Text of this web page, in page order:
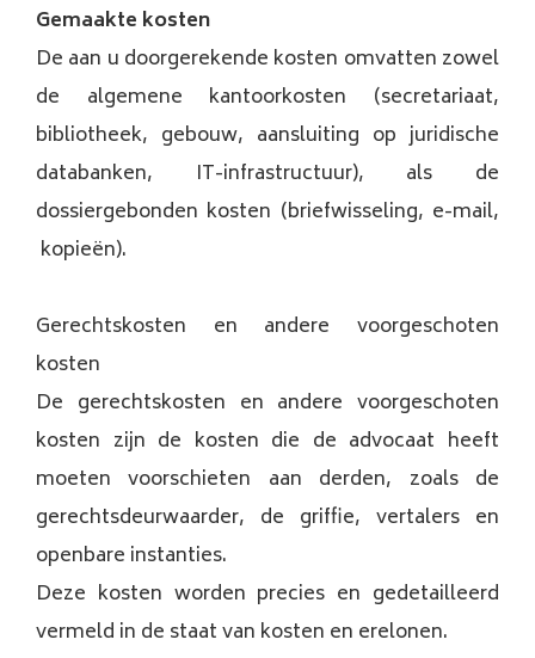
Gemaakte kosten
De aan u doorgerekende kosten omvatten zowel
de algemene kantoorkosten (secretariaat,
bibliotheek, gebouw, aansluiting op juridische
databanken, IT-infrastructuur), als de
dossiergebonden kosten (briefwisseling, e-mail,
kopieën).
Gerechtskosten en andere voorgeschoten
kosten
De gerechtskosten en andere voorgeschoten
kosten zijn de kosten die de advocaat heeft
moeten voorschieten aan derden, zoals de
gerechtsdeurwaarder, de griffie, vertalers en
openbare instanties.
Deze kosten worden precies en gedetailleerd
vermeld in de staat van kosten en erelonen.